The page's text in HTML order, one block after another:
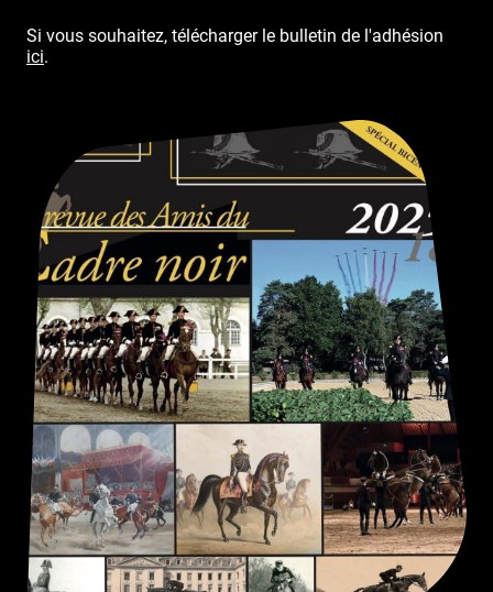
Si vous souhaitez, télécharger le bulletin de l'adhésion
ici.